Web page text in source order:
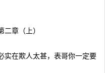
）
在欺人太甚，表哥你一定要